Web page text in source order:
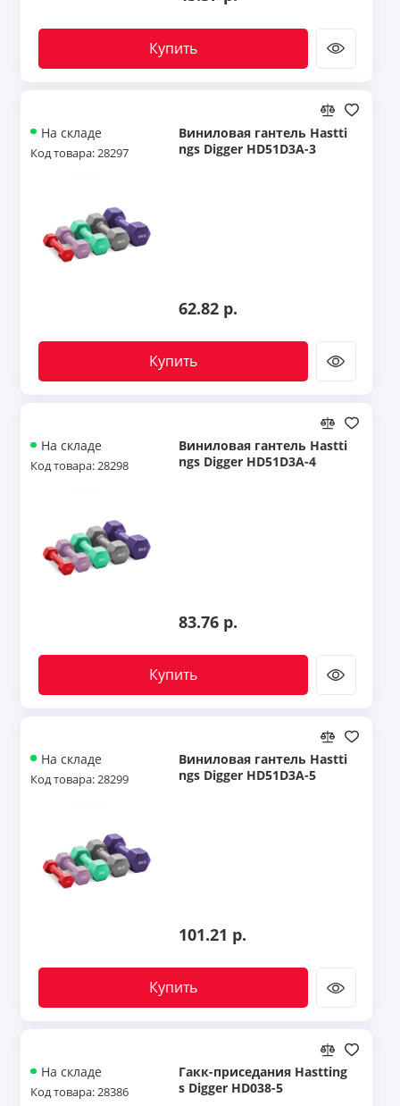
Купить
На складе
Код товара: 28297
Виниловая гантель Hastti
ngs Digger HD51D3A-3
62.82 р.
Купить
На складе
Код товара: 28298
Виниловая гантель Hastti
ngs Digger HD51D3A-4
83.76 р.
Купить
На складе
Код товара: 28299
Виниловая гантель Hastti
ngs Digger HD51D3A-5
101.21 р.
Купить
На складе
Код товара: 28386
Гакк-приседания Hastting
s Digger HD038-5